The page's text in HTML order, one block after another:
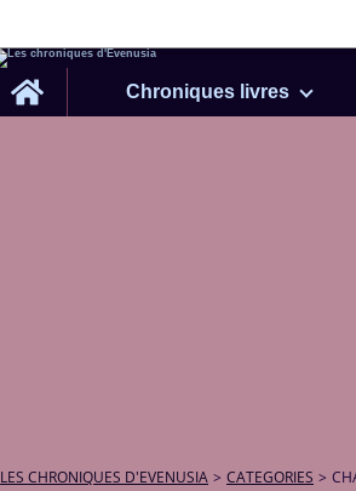
Home
Chroniques livres
LES CHRONIQUES D'EVENUSIA > CATEGORIES >